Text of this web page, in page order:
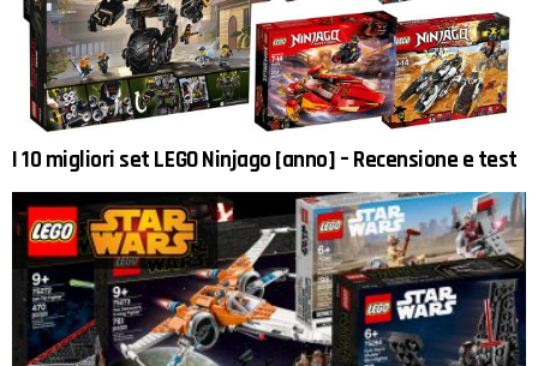
I 10 migliori set LEGO Ninjago [anno] – Recensione e test